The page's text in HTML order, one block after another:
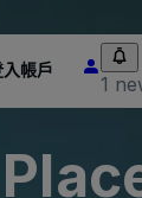
入帳戶
1